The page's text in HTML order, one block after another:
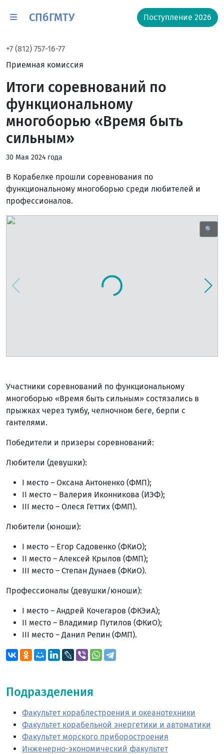
СПбГМТУ Поступление 2026
+7 (812) 757-16-77
Приемная комиссия
Итоги соревнований по
функциональному
многоборью «Время быть
сильным»
30 Мая 2024 года
В Корабелке прошли соревнования по
функциональному многоборью среди любителей и
профессионалов.
🔍
Участники соревнований по функциональному
многоборью «Время быть сильным» состязались в
прыжках через тумбу, челночном беге, берпи с
гантелями.
Победители и призеры соревнований:
Любители (девушки):
I место – Оксана Антоненко (ФМП);
II место – Валерия Иконникова (ИЭФ);
III место – Олеся Геттих (ФМП).
Любители (юноши):
I место – Егор Садовенко (ФКиО);
II место – Алексей Крылов (ФМП);
III место – Степан Дунаев (ФКиО).
Профессионалы (девушки/юноши):
I место – Андрей Кочегаров (ФКЭиА);
II место – Владимир Путилов (ФКиО);
III место – Данил Репин (ФМП).
Подразделения
Факультет кораблестроения и океанотехники
Факультет корабельной энергетики и автоматики
Факультет морского приборостроения
Инженерно-экономический факультет